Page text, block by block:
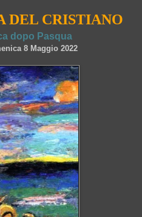
DEL CRISTIANO
dopo Pasqua
8 Maggio 2022